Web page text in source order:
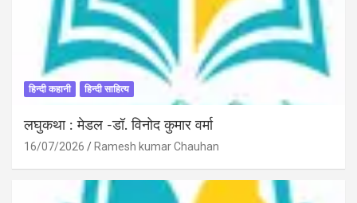
हिन्दी कहानी हिन्दी साहित्य
लघुकथा : मेडल -डॉ. विनोद कुमार वर्मा
16/07/2026 Ramesh kumar Chauhan